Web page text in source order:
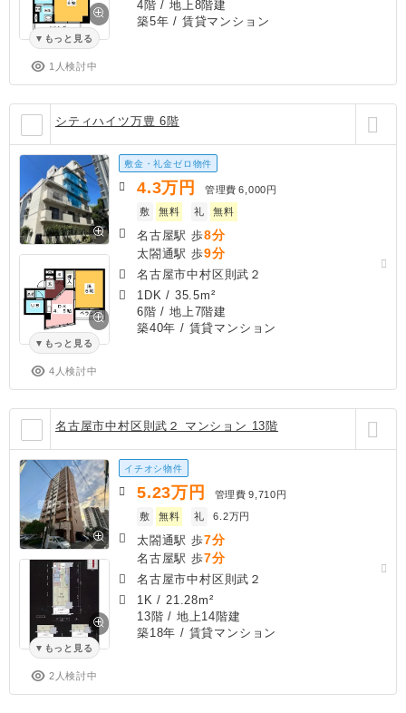
もっと見る
1人検討中
4階 / 地上8階建
築5年 / 賃貸マンション
シティハイツ万豊 6階
もっと見る
4人検討中
敷金・礼金ゼロ物件
4.3万円 管理費 6,000円
敷
無料 礼 無料
名古屋駅 歩8分
太閤通駅 歩9分
名古屋市中村区則武２
1DK / 35.5m²
6階 / 地上7階建
築40年 / 賃貸マンション
名古屋市中村区則武２ マンション 13階
もっと見る
2人検討中
イチオシ物件
5.23万円 管理費 9,710円
敷
無料 礼 6.2万円
太閤通駅 歩7分
名古屋駅 歩7分
名古屋市中村区則武２
1K / 21.28m²
13階 / 地上14階建
築18年 / 賃貸マンション